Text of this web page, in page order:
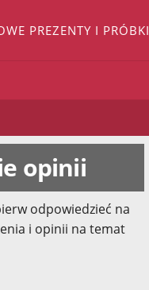
PREZENTY I PRÓBKI
opinii
odpowiedzieć na
i opinii na temat